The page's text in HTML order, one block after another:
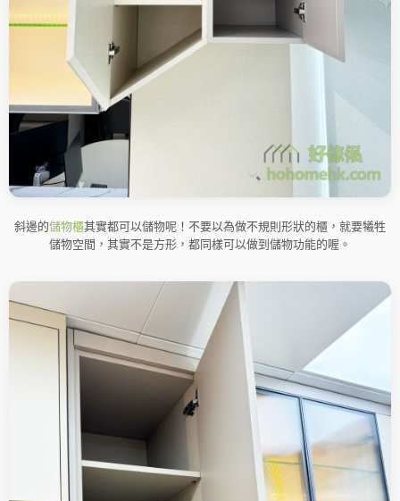
斜邊的儲物櫃其實都可以儲物呢！不要以為做不規則形狀的櫃，就要犧牲
儲物空間，其實不是方形，都同樣可以做到儲物功能的喔。